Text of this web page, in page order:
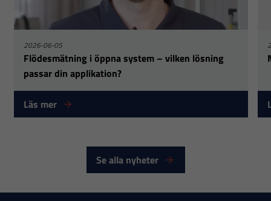
2026-06-05
Flödesmätning i öppna system – vilken lösning
passar din applikation?
Läs mer
Se alla nyheter